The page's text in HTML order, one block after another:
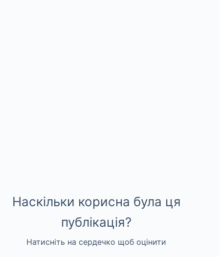
Наскільки корисна була ця
публікація?
Натисніть на сердечко щоб оцінити